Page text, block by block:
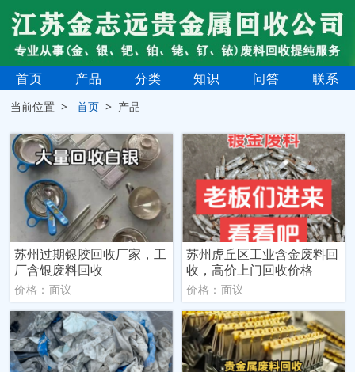
首页 产品 分类 知识 问答 联系
当前位置 >首页 > 产品
苏州过期银胶回收厂家，工
厂含银废料回收
价格：面议
苏州虎丘区工业含金废料回
收，高价上门回收价格
价格：面议